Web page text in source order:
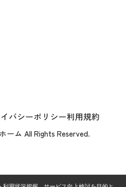
バシーポリシー利用規約
ーム All Rights Reserved.